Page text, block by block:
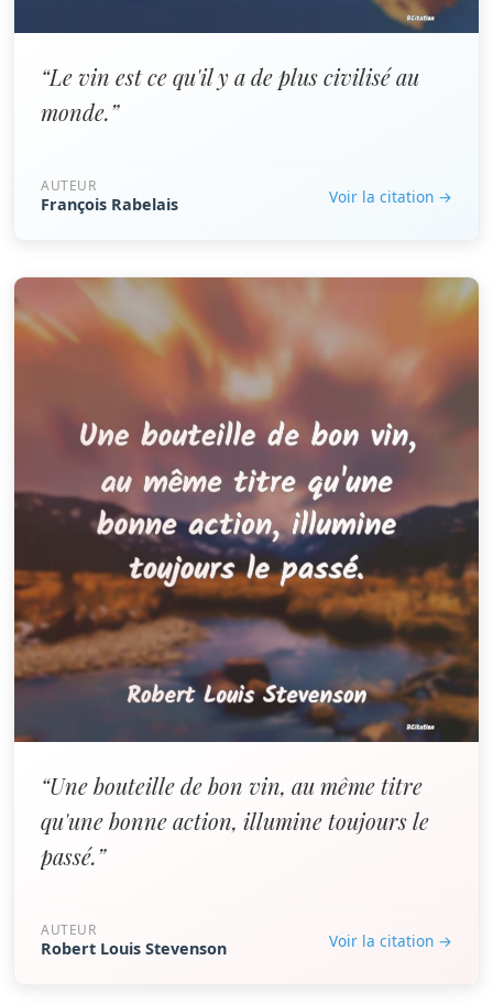
“Le vin est ce qu'il y a de plus civilisé au
monde.”
AUTEUR
François Rabelais Voir la citation →
“Une bouteille de bon vin, au même titre
qu'une bonne action, illumine toujours le
passé.”
AUTEUR
Robert Louis Stevenson Voir la citation →